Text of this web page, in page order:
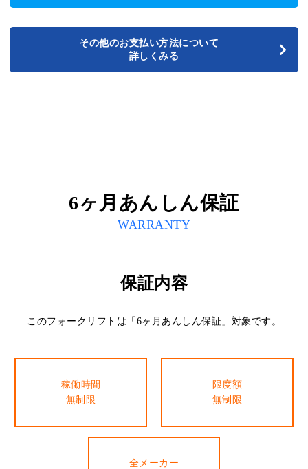
その他のお支払い方法について
詳しくみる
6ヶ月あんしん保証
WARRANTY
保証内容
このフォークリフトは「6ヶ月あんしん保証」対象です。
稼働時間
無制限
限度額
無制限
全メーカー